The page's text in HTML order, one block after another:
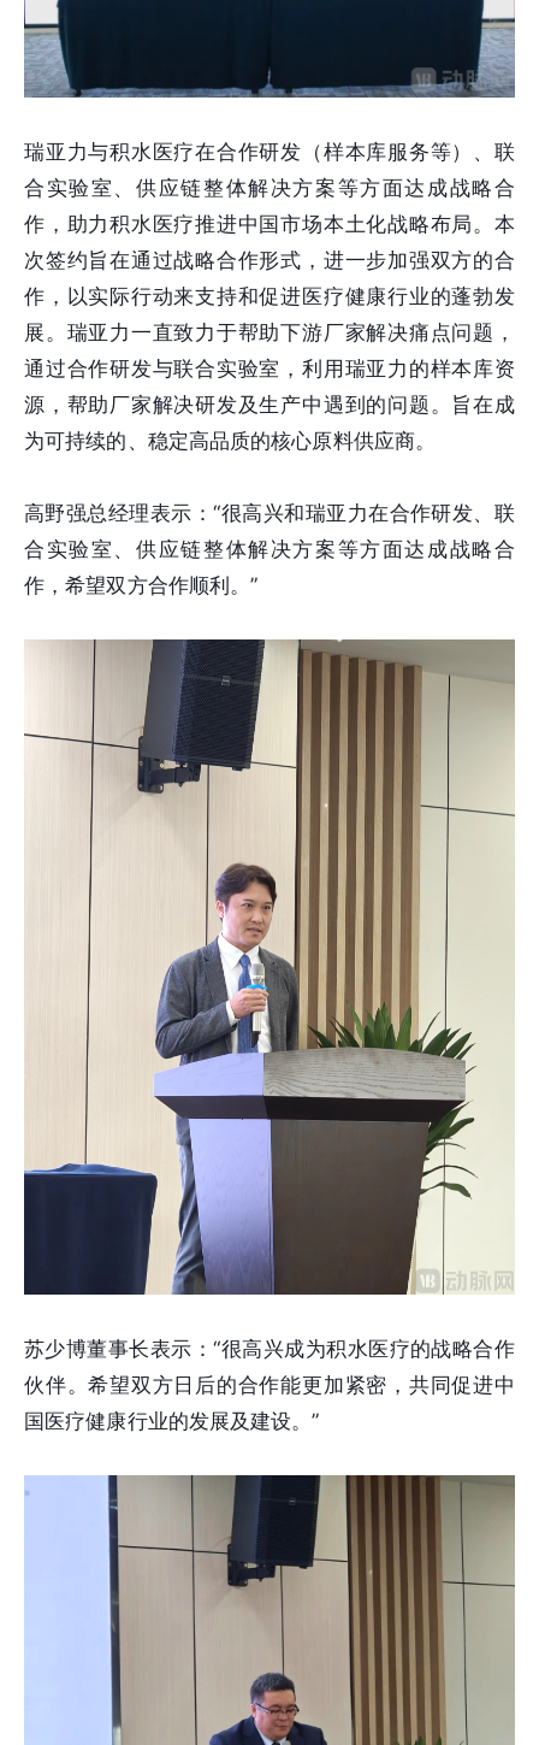
瑞亚力与积水医疗在合作研发（样本库服务等）、联
合实验室、供应链整体解决方案等方面达成战略合
作，助力积水医疗推进中国市场本土化战略布局。本
次签约旨在通过战略合作形式，进一步加强双方的合
作，以实际行动来支持和促进医疗健康行业的蓬勃发
展。瑞亚力一直致力于帮助下游厂家解决痛点问题，
通过合作研发与联合实验室，利用瑞亚力的样本库资
源，帮助厂家解决研发及生产中遇到的问题。旨在成
为可持续的、稳定高品质的核心原料供应商。
高野强总经理表示：“很高兴和瑞亚力在合作研发、联
合实验室、供应链整体解决方案等方面达成战略合
作，希望双方合作顺利。”
苏少博董事长表示：“很高兴成为积水医疗的战略合作
伙伴。希望双方日后的合作能更加紧密，共同促进中
国医疗健康行业的发展及建设。”